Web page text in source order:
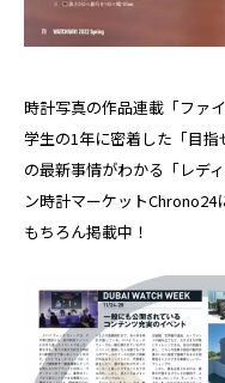
時計写真の作品連載「ファ
学生の1年に密着した「目
の最新事情がわかる「レデ
ン時計マーケット
もちろん掲載中！